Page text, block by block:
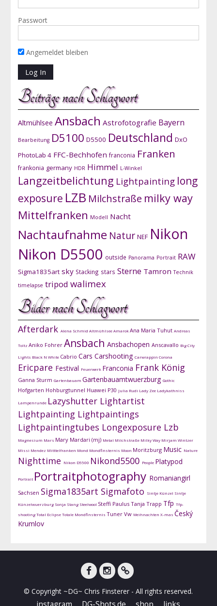
Passwort
Angemeldet bleiben
Beiträge nach Schlagwort
Altmühlsee Ansbach Astrofotografie Bayern
Bearbeitung D5100 D5500 Deutschland DxO
PhotoLab 4 FFC-Bechhofen franconia Franken
frankonia germany HDR Himmel L-Winkel
Langzeitbelichtung Lightpainting long
exposure LZB Milchstraße milky way
Mittelfranken Modell Nacht
Nachtaufnahme Natur NEF Nikon
Nikon D5500 outside Panorama Portrait RAW
Sigma1835art sky Stacking stars Sterne Tamron Technik
timelapse tripod walimex
Bilder nach Schlagwort
Afterdark Alena Schmid AltmühlseeAmarokAna Maria Tuhut Andreas
Toltz Aniko Fohrer Ansbach Ansbachopen Anscavallo Big City
Lights Black N White Cabrio Cars Carshooting Carwrappin Corona
Ericpare Festival Feuerwerk Franconia Frank König
Ganna Sturm Gartenbauam Gartenbauamtwuerzburg Gothic
Hofgarten Hohburgtunnel Huawei P30 Julia Rudi Lady Zee Ladykathniss
Lampenrunde Lazyshutter Lightartist
Lightpainting Lightpaintings
Lightpaintingtubes Longexposure Lzb
Magnesium Mars Mary Mardari (mj) Metal Milchstraße Milky Way Mirjam Wintzer
Missi Mendez Mitttelfranken Mond Mondfinsternis Moon Moritzburg Music Nature
Nighttime Nikon D5500 Nikond5500 People Platypod
Portrait Portraitphotography Romaniangirl
Sachsen Sigma1835art Sigmafoto Sintje Künzel Sintje
Künzelwuerzburg Sonja Stang Steelwool Steffi Paulus Tanja Trapp Tfp Tfp-
shootingTotal EclipseTotale Mondfinsternis Tuner Vw Weihnachten X-mas Český
Krumlov
© Copyright ~DG~ Chris Finsterer - All rights reserved.